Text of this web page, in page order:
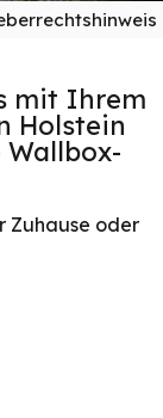
mit Ihrem
Holstein
Zuhause oder